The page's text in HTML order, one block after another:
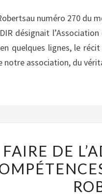
numéro 270
désignait
quelques lignes, le
notre association, du
FAIRE DE